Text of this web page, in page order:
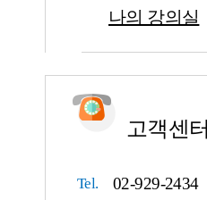
나의 강의실
고객센터
Tel. 02-929-2434